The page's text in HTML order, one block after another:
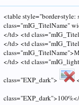
<table style="border-
class="mIG_TitelName"
</td> <td
</td> <td
</td> <td
class="EXP_dark">